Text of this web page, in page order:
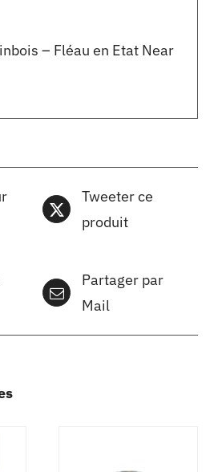
– Fléau en Etat Near
Tweeter ce
produit
Partager par
Mail